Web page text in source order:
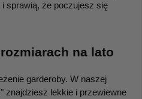
sprawią, że poczujesz się
na lato
garderoby. W naszej
znajdziesz lekkie i przewiewne